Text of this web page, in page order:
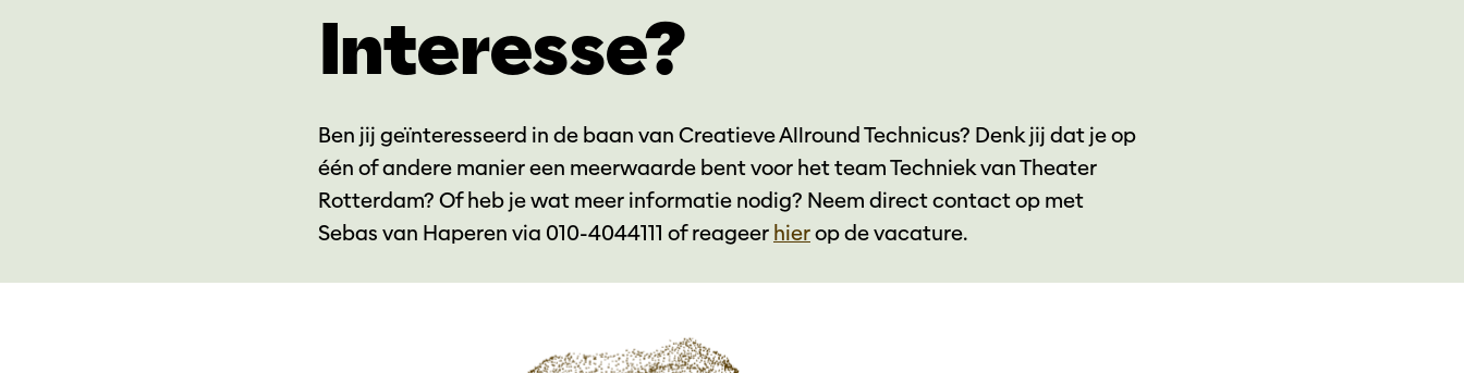
Interesse?
Ben jij geïnteresseerd in de baan van Creatieve Allround Technicus? Denk jij dat je op
één of andere manier een meerwaarde bent voor het team Techniek van Theater
Rotterdam? Of heb je wat meer informatie nodig? Neem direct contact op met
Sebas van Haperen via 010-4044111 of reageer hierop de vacature.